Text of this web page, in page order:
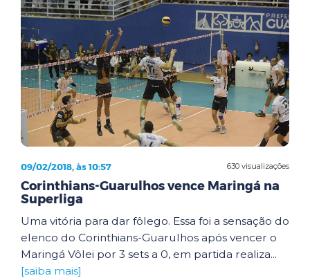
630 visualizações
09/02/2018, às 10:57
Corinthians-Guarulhos vence Maringá na
Superliga
Uma vitória para dar fôlego. Essa foi a sensação do
elenco do Corinthians-Guarulhos após vencer o
Maringá Vôlei por 3 sets a 0, em partida realiza...
[saiba mais]